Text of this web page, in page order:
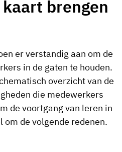
brengen
er verstandig aan om de
in de gaten te houden.
overzicht van de
die medewerkers
de voortgang van leren in
om de volgende redenen.